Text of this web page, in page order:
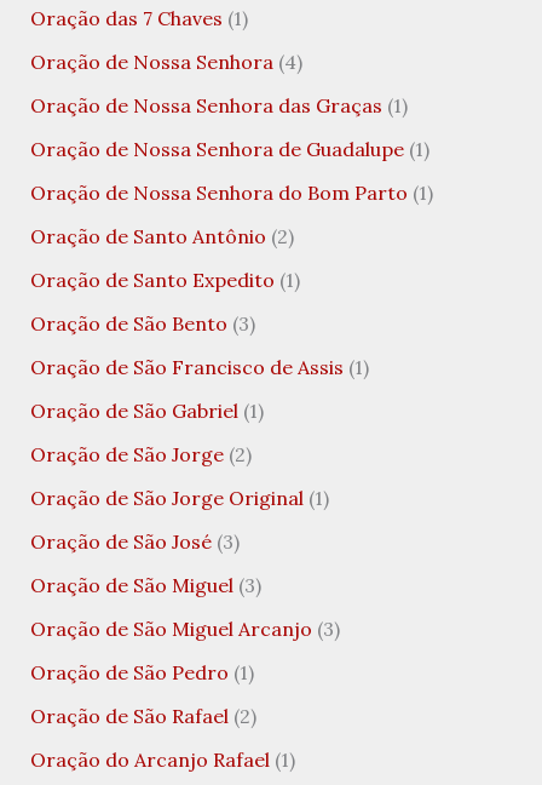
Oração das 7 Chaves (1)
Oração de Nossa Senhora(4)
Oração de Nossa Senhora das Graças (1)
Oração de Nossa Senhora de Guadalupe(1)
Oração de Nossa Senhora do Bom Parto (1)
Oração de Santo Antônio (2)
Oração de Santo Expedito (1)
Oração de São Bento (3)
Oração de São Francisco de Assis (1)
Oração de São Gabriel(1)
Oração de São Jorge(2)
Oração de São Jorge Original(1)
Oração de São José(3)
Oração de São Miguel(3)
Oração de São Miguel Arcanjo (3)
Oração de São Pedro (1)
Oração de São Rafael(2)
Oração do Arcanjo Rafael(1)